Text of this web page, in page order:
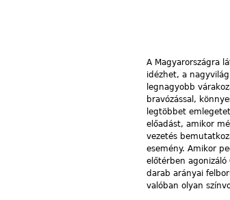
A Magyarországra
idézhet, a
legnagyobb
bravózással,
legtöbbet
előadást, amikor
vezetés
esemény. Amikor
előtérben
darab arányai
valóban olyan